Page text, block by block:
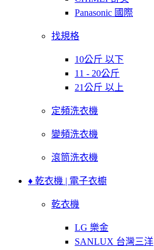
Panasonic 國際
找規格
10公斤 以下
11 - 20公斤
21公斤 以上
定頻洗衣機
變頻洗衣機
滾筒洗衣機
♦ 乾衣機 | 電子衣櫥
乾衣機
LG 樂金
SANLUX 台灣三洋